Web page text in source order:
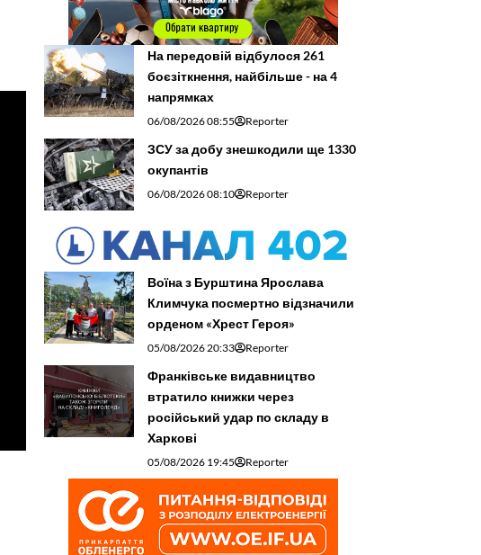
На передовій відбулося 261
боєзіткнення, найбільше - на 4
напрямках
06/08/2026 08:55 Reporter
ЗСУ за добу знешкодили ще 1330
окупантів
06/08/2026 08:10 Reporter
Воїна з Бурштина Ярослава
Климчука посмертно відзначили
орденом «Хрест Героя»
05/08/2026 20:33 Reporter
Франківське видавництво
втратило книжки через
російський удар по складу в
Харкові
05/08/2026 19:45 Reporter